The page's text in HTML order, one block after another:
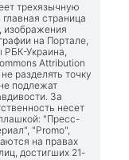
трехязычную
страница
изображения
на Портале,
РБК-Украина,
Attribution
разделять точку
подлежат
За
несет
"Пресс-
"Promo",
на правах
достигших 21-